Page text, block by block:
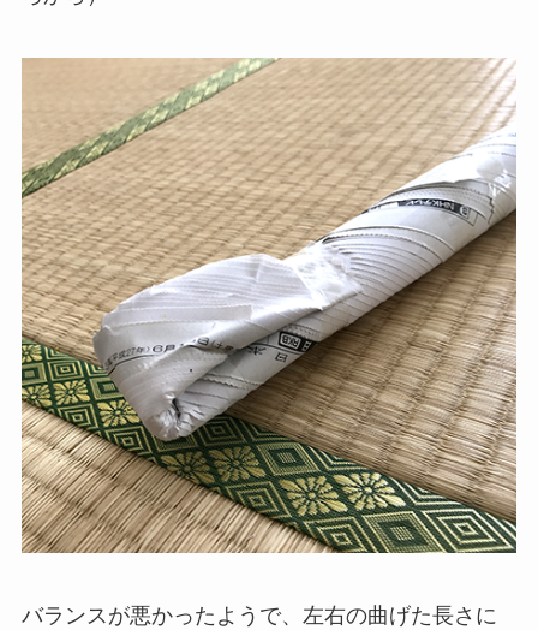
バランスが悪かったようで、左右の曲げた長さに